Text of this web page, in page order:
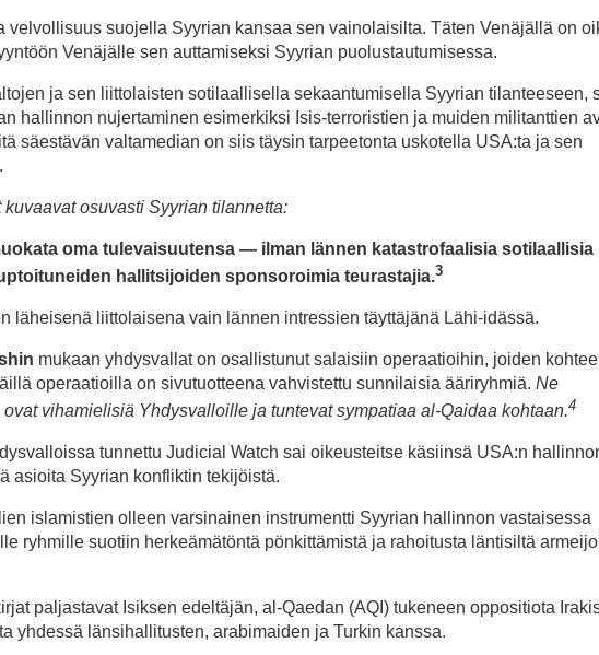
velvollisuus suojella Syyrian kansaa sen vainolaisilta. Täten Venäjällä on
Venäjälle sen auttamiseksi Syyrian puolustautumisessa.
ja sen liittolaisten sotilaallisella sekaantumisella Syyrian tilanteeseen,
hallinnon nujertaminen esimerkiksi Isis-terroristien ja muiden militanttien
säestävän valtamedian on siis täysin tarpeetonta uskotella USA:ta ja sen
kuvaavat osuvasti Syyrian tilannetta:
oma tulevaisuutensa — ilman lännen katastrofaalisia sotilaallisia
hallitsijoiden sponsoroimia teurastajia.3
läheisenä liittolaisena vain lännen intressien täyttäjänä Lähi-idässä.
mukaan yhdysvallat on osallistunut salaisiin operaatioihin, joiden
operaatioilla on sivutuotteena vahvistettu sunnilaisia ääriryhmiä. Ne
vihamielisiä Yhdysvalloille ja tuntevat sympatiaa al-Qaidaa kohtaan.4
tunnettu Judicial Watch sai oikeusteitse käsiinsä USA:n
asioita Syyrian konfliktin tekijöistä.
islamistien olleen varsinainen instrumentti Syyrian hallinnon vastaisessa
ryhmille suotiin herkeämätöntä pönkittämistä ja rahoitusta läntisiltä
paljastavat Isiksen edeltäjän, al-Qaedan (AQI) tukeneen oppositiota
yhdessä länsihallitusten, arabimaiden ja Turkin kanssa.